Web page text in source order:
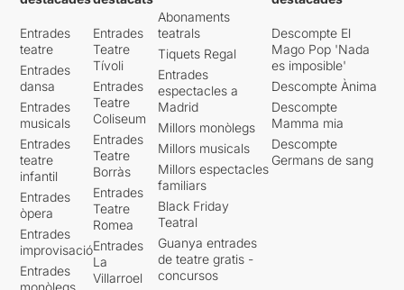
Entrades
teatre
Entrades
dansa
Entrades
musicals
Entrades
teatre
infantil
Entrades
òpera
Entrades
improvisació
Entrades
monòlegs
Entrades
Teatre
Tívoli
Entrades
Teatre
Coliseum
Entrades
Teatre
Borràs
Entrades
Teatre
Romea
Entrades
La
Villarroel
Abonaments
teatrals
Tiquets Regal
Entrades
espectacles a
Madrid
Millors monòlegs
Millors musicals
Millors espectacles
familiars
Black Friday
Teatral
Guanya entrades
de teatre gratis -
concursos
Descompte El
Mago Pop 'Nada
es imposible'
Descompte Ànima
Descompte
Mamma mia
Descompte
Germans de sang